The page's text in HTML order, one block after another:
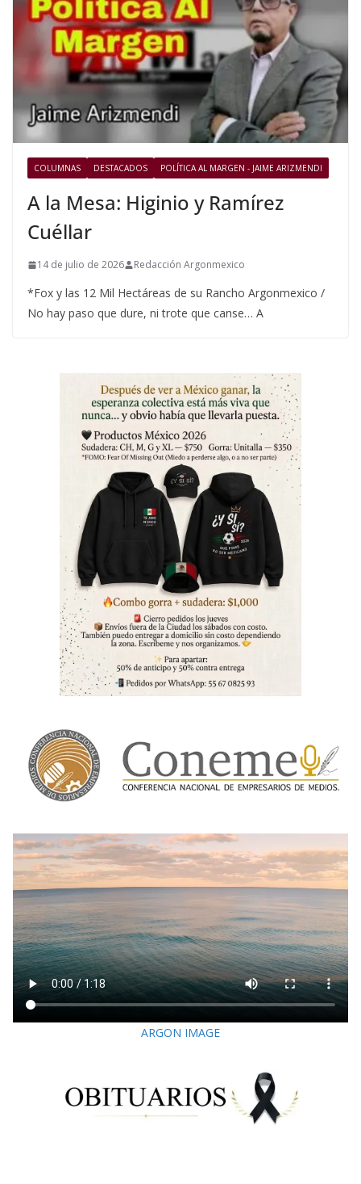
COLUMNAS DESTACADOS POLÍTICA AL MARGEN - JAIME ARIZMENDI
A la Mesa: Higinio y Ramírez
Cuéllar
14 de julio de 2026 Redacción Argonmexico
*Fox y las 12 Mil Hectáreas de su Rancho Argonmexico /
No hay paso que dure, ni trote que canse… A
ARGON IMAGE